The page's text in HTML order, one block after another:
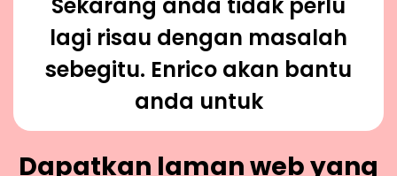
lagi risau dengan masalah
sebegitu. Enrico akan bantu
anda untuk
Dapatkan laman web yang